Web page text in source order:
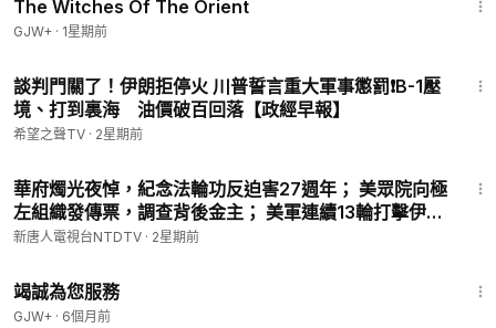
The Witches Of The Orient
GJW+ · 1星期前
談判門關了！伊朗拒停火 川普誓言重大軍事懲罰❗️B-1壓
境、打到裏海 油價破百回落【政經早報】
希望之聲TV · 2星期前
華府燭光夜悼，紀念法輪功反迫害27週年； 美眾院向極
左組織發傳票，調查背後金主； 美軍連續13輪打擊伊
朗，僵局如何打破？ 川普幽默問大谷山本誰最好？笑翻
新唐人電視台NTDTV · 2星期前
竭誠為您服務
GJW+ · 6個月前